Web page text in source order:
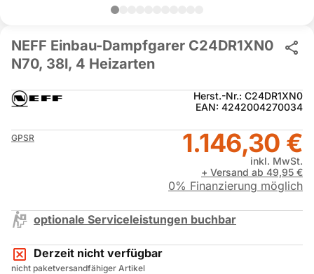
NEFF Einbau-Dampfgarer C24DR1XN0
N70, 38l, 4 Heizarten
Herst.-Nr.: C24DR1XN0
EAN: 4242004270034
GPSR 1.146,30 €
inkl. MwSt.
+ Versand ab 49,95 €
0% Finanzierung möglich
optionale Serviceleistungen buchbar
Derzeit nicht verfügbar
nicht paketversandfähiger Artikel